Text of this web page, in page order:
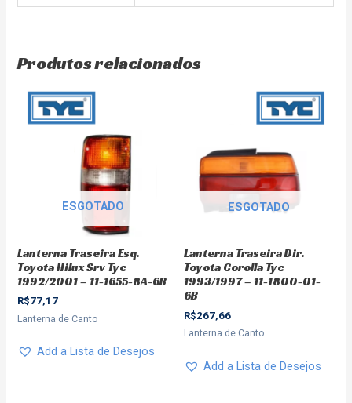
Produtos relacionados
ESGOTADO
Lanterna Traseira Esq.
Toyota Hilux Srv Tyc
1992/2001 – 11-1655-8A-6B
R$77,17
Lanterna de Canto
Add a Lista de Desejos
ESGOTADO
Lanterna Traseira Dir.
Toyota Corolla Tyc
1993/1997 – 11-1800-01-
6B
R$267,66
Lanterna de Canto
Add a Lista de Desejos